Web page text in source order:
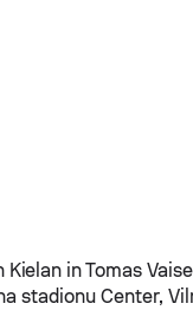
Kielan inTomas Vaise
stadionu Center,